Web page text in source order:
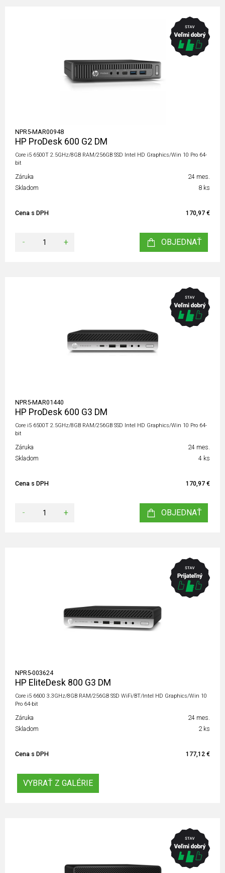
NPR5-MAR00948
HP ProDesk 600 G2 DM
Core i5 6500T 2.5GHz/8GB RAM/256GB SSD Intel HD Graphics/Win 10 Pro 64-
bit
Záruka
24 mes.
Skladom
8 ks
Cena s DPH 170,97 €
- + OBJEDNAŤ
NPR5-MAR01440
HP ProDesk 600 G3 DM
Core i5 6500T 2.5GHz/8GB RAM/256GB SSD Intel HD Graphics/Win 10 Pro 64-
bit
Záruka
24 mes.
Skladom
4 ks
Cena s DPH 170,97 €
- + OBJEDNAŤ
NPR5-003624
HP EliteDesk 800 G3 DM
Core i5 6600 3.3GHz/8GB RAM/256GB SSD WiFi/BT/Intel HD Graphics/Win 10
Pro 64-bit
Záruka
24 mes.
Skladom
2 ks
Cena s DPH 177,12 €
VYBRAŤ Z GALÉRIE